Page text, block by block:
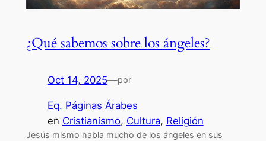
¿Qué sabemos sobre los ángeles?
Oct 14, 2025—por
Eq. Páginas Árabes
en Cristianismo, Cultura, Religión
Jesús mismo habla mucho de los ángeles en sus